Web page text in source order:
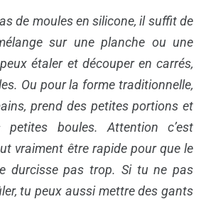
de moules en silicone, il suffit de
sur une planche ou une
étaler et découper en carrés,
Ou pour la forme traditionnelle,
prend des petites portions et
petites boules. Attention c’est
vraiment être rapide pour que le
durcisse pas trop. Si tu ne pas
tu peux aussi mettre des gants